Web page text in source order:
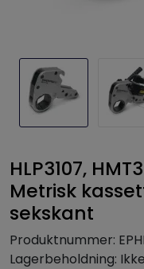
HLP3107,
Metrisk
sekskant
Produktnummer:
Lagerbeholdning: